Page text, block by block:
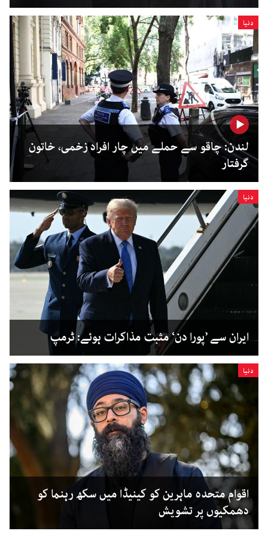
دنیا
لندن: چاقو سے حملے میں چار افراد زخمی، خاتون
گرفتار
دنیا
ایران سے ’پورا دن‘ مثبت مذاکرات ہوئے: ٹرمپ
دنیا
اقوام متحدہ ماہرین کو کینیڈا میں سکھ رہنما کو
دھمکیوں پر تشویش